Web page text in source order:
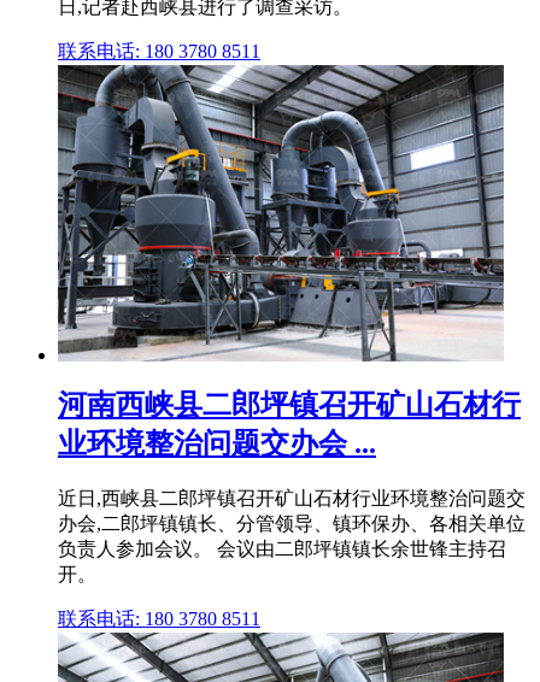
日,记者赴西峡县进行了调查采访。
联系电话: 180 3780 8511
河南西峡县二郎坪镇召开矿山石材行
业环境整治问题交办会 ...
近日,西峡县二郎坪镇召开矿山石材行业环境整治问题交
办会,二郎坪镇镇长、分管领导、镇环保办、各相关单位
负责人参加会议。 会议由二郎坪镇镇长余世锋主持召
开。
联系电话: 180 3780 8511